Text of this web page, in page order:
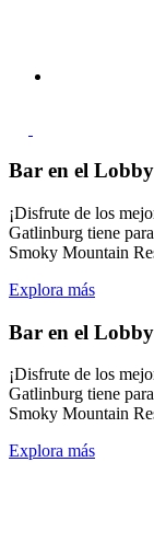
Bar en el
¡Disfrute de los
Gatlinburg tiene
Smoky Mountain
Explora más
Bar en el
¡Disfrute de los
Gatlinburg tiene
Smoky Mountain
Explora más